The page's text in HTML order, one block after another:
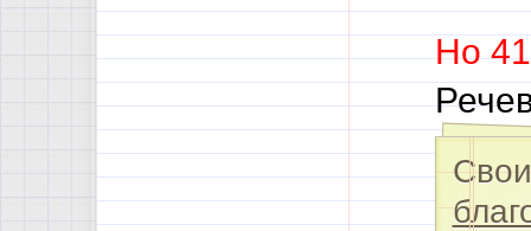
Но